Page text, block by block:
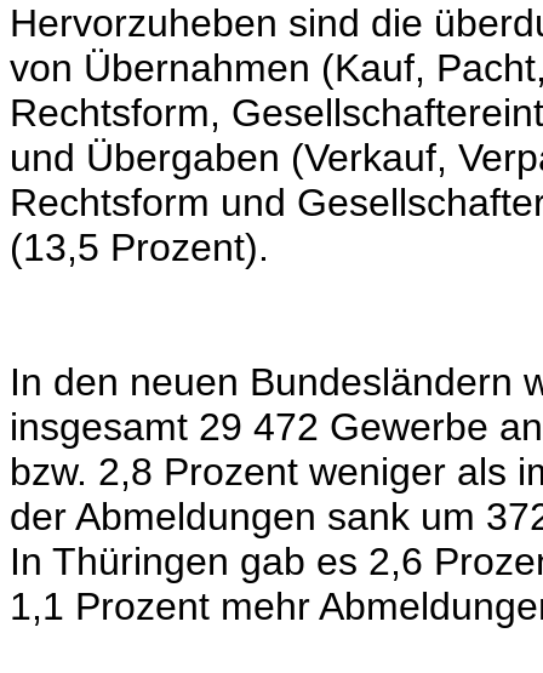
Hervorzuheben sind die
von Übernahmen (Kauf,
Rechtsform,
und Übergaben (Verkauf,
Rechtsform und
(13,5 Prozent).
In den neuen Bundesländern
insgesamt 29 472 Gewerbe
bzw. 2,8 Prozent weniger als
der Abmeldungen sank um
In Thüringen gab es 2,6
1,1 Prozent mehr